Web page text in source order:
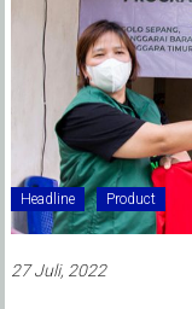
Headline Product
27 Juli, 2022